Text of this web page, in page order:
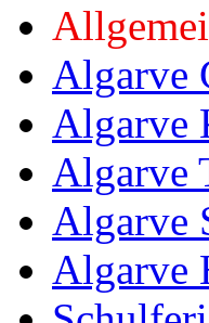
Algarve
Algarve
Algarve
Algarve
Algarve